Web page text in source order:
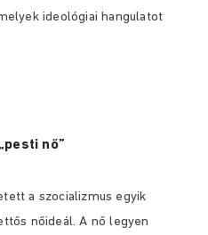
ideológiai hangulatot
nő”
a szocializmus egyik
nőideál. A nő legyen